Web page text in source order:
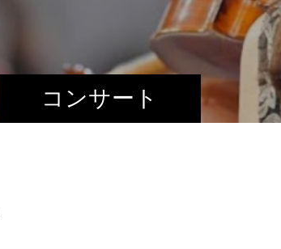
コンサート